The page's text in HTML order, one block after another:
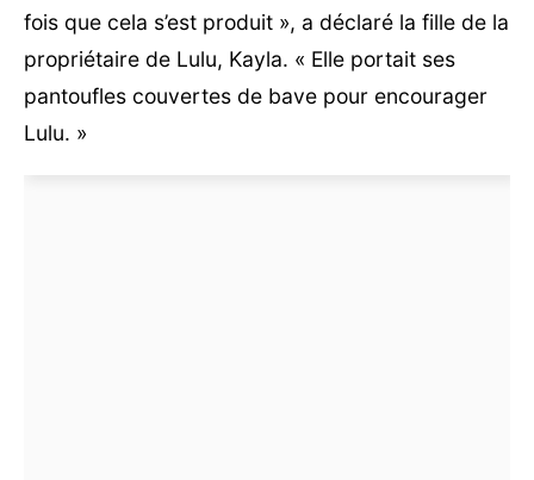
fois que cela s’est produit », a déclaré la fille de la
propriétaire de Lulu, Kayla. « Elle portait ses
pantoufles couvertes de bave pour encourager
Lulu. »